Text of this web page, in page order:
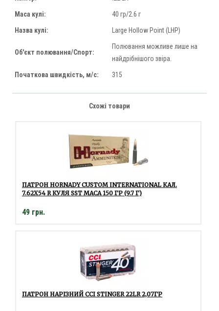
Маса кулі: 40 гр/2.6 г
Назва кулі: Large Hollow Point (LHP)
Об'єкт полювання/Спорт:
Полювання можливе лише на
найдрібнішого звіра.
Початкова швидкість, м/с: 315
Схожі товари
ПАТРОН HORNADY CUSTOM INTERNATIONAL КАЛ.
7.62Х54 R КУЛЯ SST МАСА 150 ГР (9.7 Г)
49 грн.
ПАТРОН НАРІЗНИЙ CCI STINGER 22LR 2,07ГР